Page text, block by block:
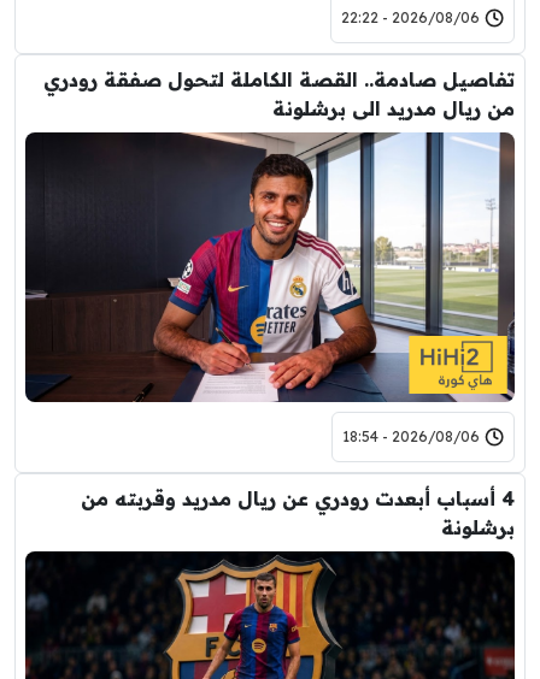
2026/08/06 - 22:22
تفاصيل صادمة.. القصة الكاملة لتحول صفقة رودري
من ريال مدريد الى برشلونة
2026/08/06 - 18:54
4 أسباب أبعدت رودري عن ريال مدريد وقربته من
برشلونة